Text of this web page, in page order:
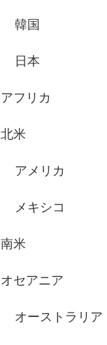
韓国
日本
アフリカ
北米
アメリカ
メキシコ
南米
オセアニア
オーストラリア